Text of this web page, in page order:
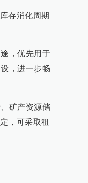
存消化周期
，优先用于
，进一步畅
矿产资源储
，可采取租